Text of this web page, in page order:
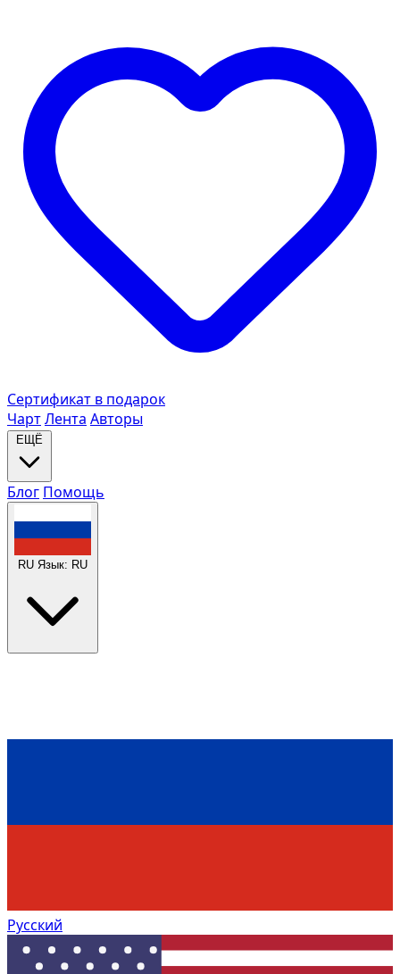
Сертификат в подарок
ЧартЛента Авторы
ЕЩЁ
Блог Помощь
RU Язык: RU
Русский